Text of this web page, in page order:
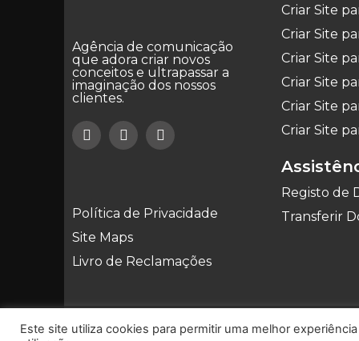
Agência de comunicação
que adora criar novos
conceitos e ultrapassar a
imaginação dos nossos
clientes.
Política de Privacidade
Site Maps
Livro de Reclamações
Criar Site
Criar Site
Criar Site
Criar Site
Criar Site
Criar Site
Registo de
Transferir
CENTRO NACIONAL DE INFORMAÇÃO E
Este site utiliza cookies para permitir uma melhor